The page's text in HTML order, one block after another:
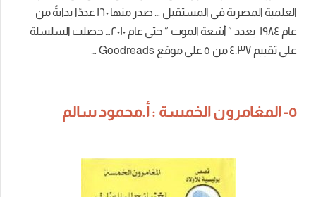
العلمية المصرية فى المستقبل … صدر منها ١٦٠ عددًا بدايةً من
عام ١٩٨٤ بعدد ” أشعة الموت ” حتى عام ٢٠١٠… حصلت السلسلة
على تقييم ٤.٣٧ من ٥ على موقع Goodreads …
٥- المغامرون الخمسة : أ.محمود سالم